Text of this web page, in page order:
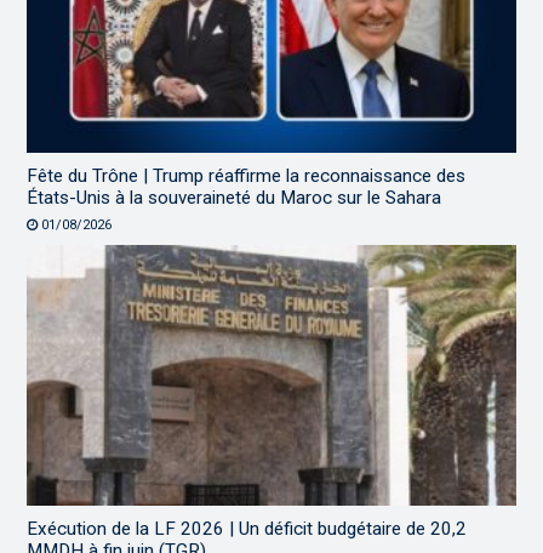
Fête du Trône | Trump réaffirme la reconnaissance des
États-Unis à la souveraineté du Maroc sur le Sahara
01/08/2026
Exécution de la LF 2026 | Un déficit budgétaire de 20,2